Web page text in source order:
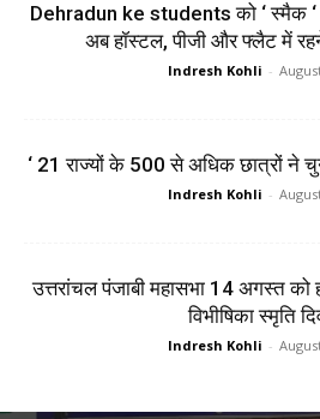
Dehradun ke students को ‘ स्मैक ‘
अब हॉस्टल, पीजी और फ्लैट में
Indresh Kohli -
‘ 21 राज्यों के 500 से अधिक छात्रों ने
Indresh Kohli -
उत्तरांचल पंजाबी महासभा 14 अगस्त को
विभीषिका स्मृति
Indresh Kohli -